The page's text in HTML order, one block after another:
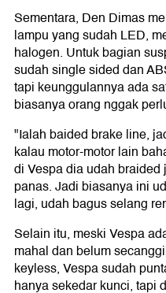
Sementara, Den Dimas
lampu yang sudah LED,
halogen. Untuk bagian
sudah single sided dan
tapi keunggulannya ada
biasanya orang nggak
"Ialah baided brake line,
kalau motor-motor lain
di Vespa dia udah
panas. Jadi biasanya ini
lagi, udah bagus selang
Selain itu, meski Vespa
mahal dan belum
keyless, Vespa sudah
hanya sekedar kunci, tapi